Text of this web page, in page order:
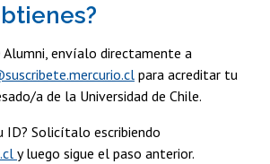
Alumni, envíalo directamente a
para acreditar tu
a de la Universidad de Chile.
ID? Solicítalo escribiendo
y luego sigue el paso anterior.